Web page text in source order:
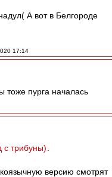
А вот в Белгороде
17:14
тоже пурга началась
с трибуны)
версию смотрят